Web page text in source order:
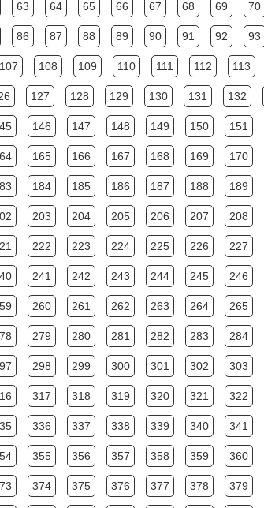
63 64 65 66 67 68 69 70
86 87 88 89 90 91 92 93
107 108 109 110 111 112 113
127 128 129 130 131 132
146 147 148 149 150 151
165 166 167 168 169 170
184 185 186 187 188 189
203 204 205 206 207 208
222 223 224 225 226 227
241 242 243 244 245 246
260 261 262 263 264 265
279 280 281 282 283 284
298 299 300 301 302 303
317 318 319 320 321 322
336 337 338 339 340 341
355 356 357 358 359 360
374 375 376 377 378 379